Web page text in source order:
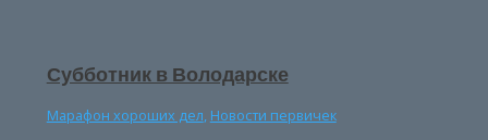
Субботник в Володарске
Марафон хороших дел Новости первичек